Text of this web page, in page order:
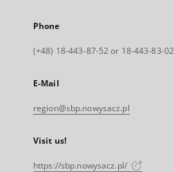
Phone
(+48) 18-443-87-52 or 18-443-83-02
E-Mail
region@sbp.nowysacz.pl
Visit us!
https://sbp.nowysacz.pl/